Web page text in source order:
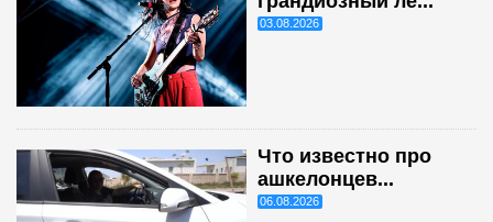
03.08.2026
Что известно про
ашкелонцев...
06.08.2026